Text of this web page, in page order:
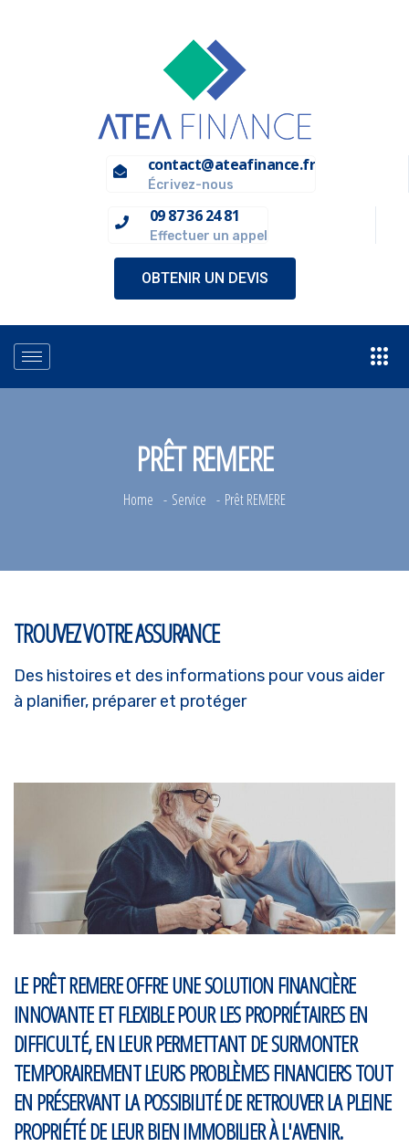
contact@ateafinance.fr
Écrivez-nous
09 87 36 24 81
Effectuer un appel
OBTENIR UN DEVIS
PRÊT REMERE
Home Service Prêt REMERE
TROUVEZ VOTRE ASSURANCE
Des histoires et des informations pour vous aider
à planifier, préparer et protéger
LE PRÊT REMERE OFFRE UNE SOLUTION FINANCIÈRE
INNOVANTE ET FLEXIBLE POUR LES PROPRIÉTAIRES EN
DIFFICULTÉ, EN LEUR PERMETTANT DE SURMONTER
TEMPORAIREMENT LEURS PROBLÈMES FINANCIERS TOUT
EN PRÉSERVANT LA POSSIBILITÉ DE RETROUVER LA PLEINE
PROPRIÉTÉ DE LEUR BIEN IMMOBILIER À L'AVENIR.